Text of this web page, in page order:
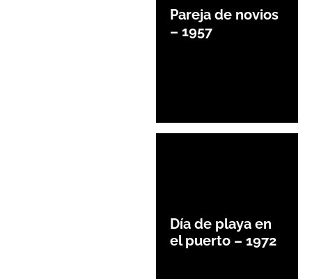
Pareja de novios
– 1957
Día de playa en
el puerto – 1972